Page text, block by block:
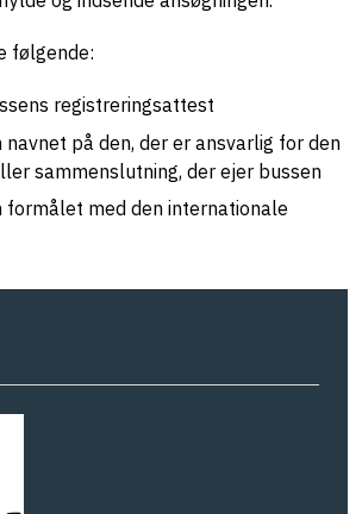
følgende:
registreringsattest
navnet på den, der er ansvarlig for den
sammenslutning, der ejer bussen
formålet med den internationale